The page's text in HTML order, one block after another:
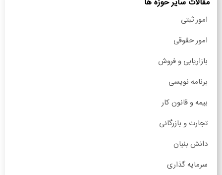
مقالات سایر حوزه ها
امور ثبتی
امور حقوقی
بازاریابی و فروش
برنامه نویسی
بیمه و قانون کار
تجارت و بازرگانی
دانش بنیان
سرمایه گذاری